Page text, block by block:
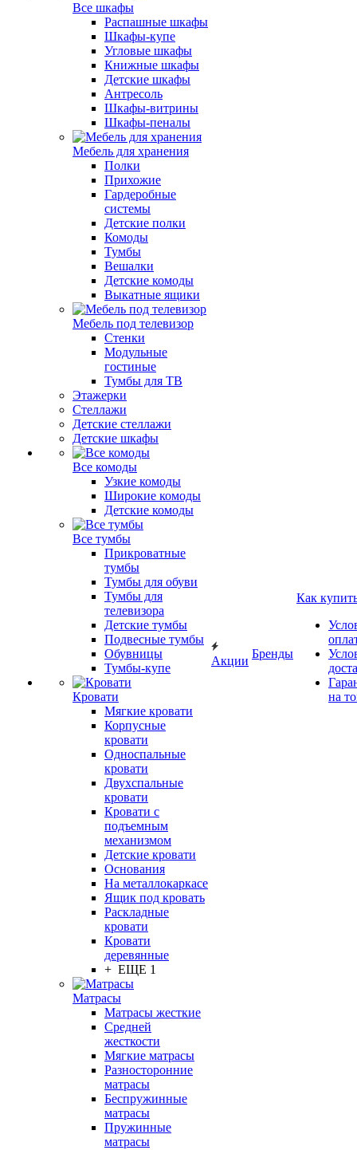
Все шкафы
Распашные шкафы
Шкафы-купе
Угловые шкафы
Книжные шкафы
Детские шкафы
Антресоль
Шкафы-витрины
Шкафы-пеналы
Мебель для хранения
Полки
Прихожие
Гардеробные
системы
Детские полки
Комоды
Тумбы
Вешалки
Детские комоды
Выкатные ящики
Мебель под телевизор
Стенки
Модульные
гостиные
Тумбы для ТВ
Этажерки
Стеллажи
Детские стеллажи
Детские шкафы
Все комоды
Узкие комоды
Широкие комоды
Детские комоды
Все тумбы
Прикроватные
тумбы
Тумбы для обуви
Тумбы для
телевизора
Детские тумбы
Подвесные тумбы
Обувницы
Тумбы-купе
Кровати
Мягкие кровати
Корпусные
кровати
Односпальные
кровати
Двухспальные
кровати
Кровати с
подъемным
механизмом
Детские кровати
Основания
На металлокаркасе
Ящик под кровать
Раскладные
кровати
Кровати
деревянные
+ ЕЩЕ 1
Матрасы
Матрасы жесткие
Средней
жесткости
Мягкие матрасы
Разносторонние
матрасы
Беспружинные
матрасы
Пружинные
матрасы
Акции
Бренды
Как
на